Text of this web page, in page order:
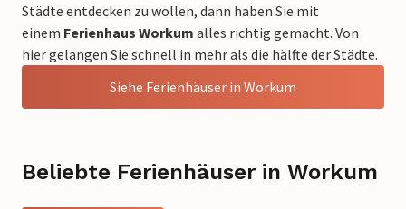
Städte entdecken zu wollen, dann haben Sie mit
einem Ferienhaus Workum alles richtig gemacht. Von
hier gelangen Sie schnell in mehr als die hälfte der Städte.
Siehe Ferienhäuser in Workum
Beliebte Ferienhäuser in Workum